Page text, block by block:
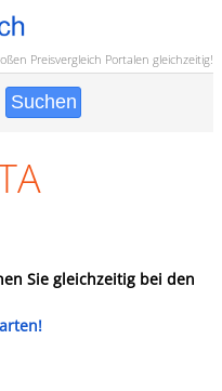
Preisvergleich Portalen gleichzeitig!
Sie gleichzeitig bei den